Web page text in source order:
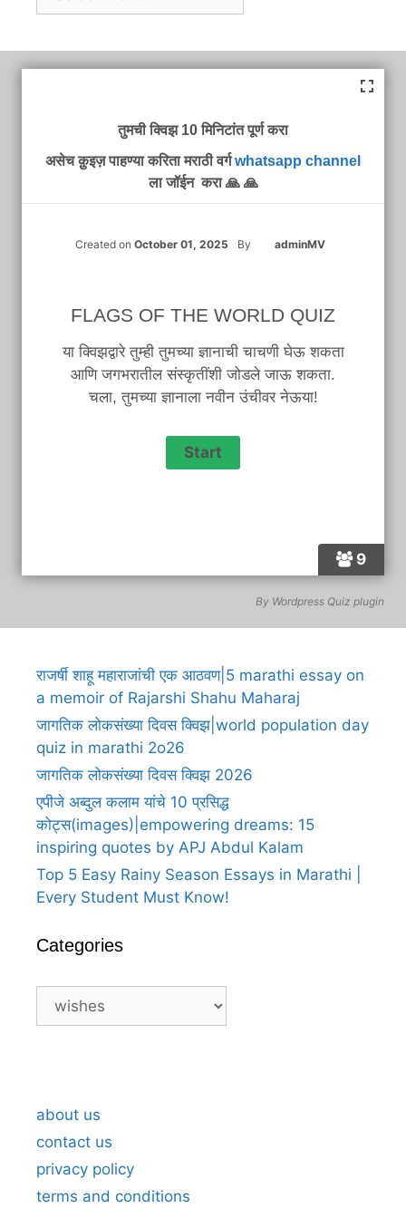
9
तुमची क्विझ 10 मिनिटांत पूर्ण करा
असेच क़ुइज़ पाहण्या करिता मराठी वर्गwhatsapp channel
ला जॉईन करा 🙏 🙏
Created on October 01, 2025 By adminMV
FLAGS OF THE WORLD QUIZ
या क्विझद्वारे तुम्ही तुमच्या ज्ञानाची चाचणी घेऊ शकता
आणि जगभरातील संस्कृतींशी जोडले जाऊ शकता.
चला, तुमच्या ज्ञानाला नवीन उंचीवर नेऊया!
By Wordpress Quiz plugin
राजर्षी शाहू महाराजांची एक आठवण|5 marathi essay on
a memoir of Rajarshi Shahu Maharaj
जागतिक लोकसंख्या दिवस क्विझ|world population day
quiz in marathi 2o26
जागतिक लोकसंख्या दिवस क्विझ 2026
एपीजे अब्दुल कलाम यांचे 10 प्रसिद्ध
कोट्स(images)|empowering dreams: 15
inspiring quotes by APJ Abdul Kalam
Top 5 Easy Rainy Season Essays in Marathi |
Every Student Must Know!
Categories
Categories
about us
contact us
privacy policy
terms and conditions